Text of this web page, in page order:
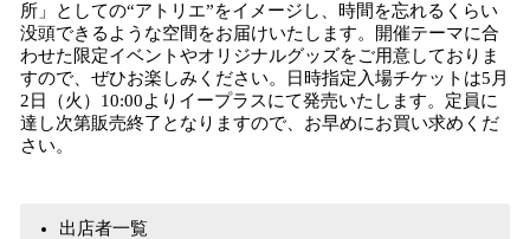
所」としての“アトリエ”をイメージし、時間を忘れるくらい
没頭できるような空間をお届けいたします。開催テーマに合
わせた限定イベントやオリジナルグッズをご用意しておりま
すので、ぜひお楽しみください。日時指定入場チケットは5月
2日（火）10:00よりイープラスにて発売いたします。定員に
達し次第販売終了となりますので、お早めにお買い求めくだ
さい。
出店者一覧